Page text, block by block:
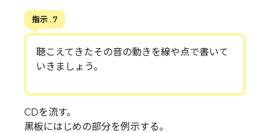
指示 . 7
聴こえてきたその音の動きを線や点で書いて
いきましょう。
CDを流す。
黒板にはじめの部分を例示する。